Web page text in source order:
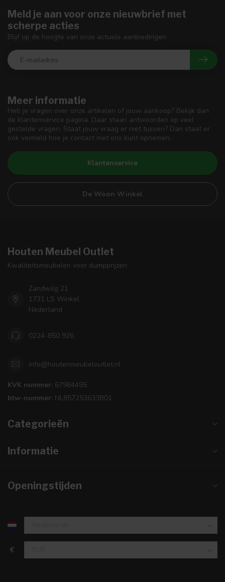
Meer informatie
Heb je vragen over onze artikelen of jouw aankoop? Bekijk dan
de klantenservice pagina. Daar staan antwoorden op veel
gestelde vragen. Staat jouw vraag er niet tussen? Dan staat er
ook vermeld hoe je contact met ons kunt opnemen.
Klantenservice
De Woon Winkel
Meld je aan voor onze nieuwbrief met
scherpe acties
Blijf op de hoogte van onze actuele aanbiedingen
Houten Meubel Outlet
Kwaliteitsmeubelen voor dumpprijzen
Zandwilg 21
1731 LS Winkel
Nederland
0224-850 926
info@houtenmeubeloutlet.nl
KVK nummer: 67984495
btw-nummer: NL857253633B01
Categorieën
Informatie
Openingstijden
€